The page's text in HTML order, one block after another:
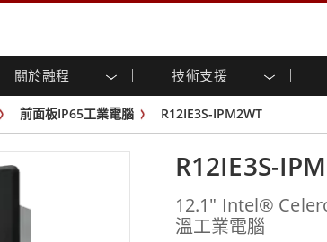
關於融程 技術支援
不銹鋼系列
戶外顯示器
G-WIN系列 / IP67
工業電腦及人機介面
人機介面 (投射電容觸控)
工業電腦 (投射電容觸控)
工業電腦 (電阻觸控)
不銹鋼系列
G-WIN系列 / IP67設計
能源, 化工, 防爆應用解決方
食品藥廠解決方案
案 倉儲物流解決方案
衛生保健解決方案
重工業解決方案
企業永續
客戶服務中心
產品變更通知
虛擬實境展會
前面板IP65工業電腦 R12IE3S-IPM2WT
R12IE3S-
12.1" Intel®
溫工業電腦